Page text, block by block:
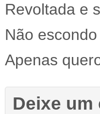
Revoltada e
Não
Apenas
Deixe